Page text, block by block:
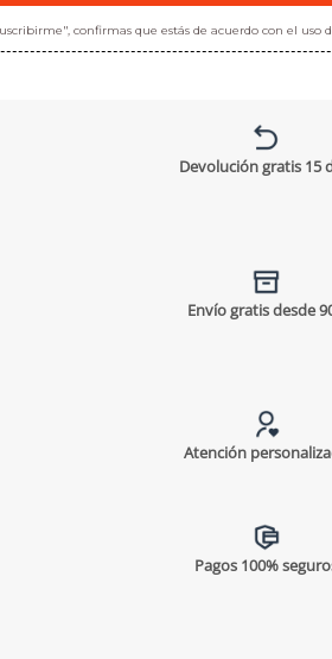
confirmas que estás de acuerdo con el
Devolución gratis 15
Envío gratis desde
Atención
Pagos 100%